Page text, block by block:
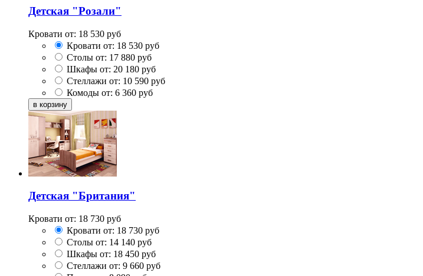
Детская "Розали"
Кровати от: 18 530 руб
Кровати от: 18 530 руб
Столы от: 17 880 руб
Шкафы от: 20 180 руб
Стеллажи от: 10 590 руб
Комоды от: 6 360 руб
Детская "Британия"
Кровати от: 18 730 руб
Кровати от: 18 730 руб
Столы от: 14 140 руб
Шкафы от: 18 450 руб
Стеллажи от: 9 660 руб